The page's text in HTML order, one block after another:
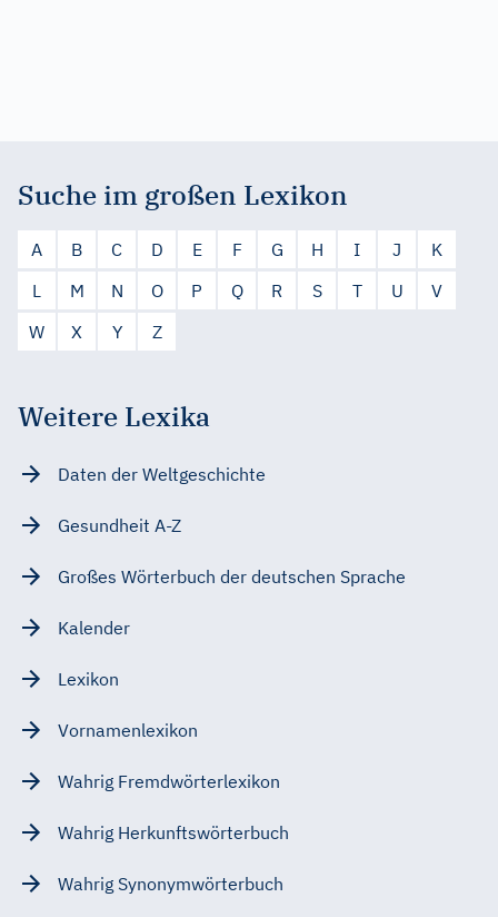
Suche im großen Lexikon
A B C D E F G H I J
K
L
M N O P Q R S T U
V
W
X Y Z
Weitere Lexika
Daten der Weltgeschichte
Gesundheit A-Z
Großes Wörterbuch der deutschen Sprache
Kalender
Lexikon
Vornamenlexikon
Wahrig Fremdwörterlexikon
Wahrig Herkunftswörterbuch
Wahrig Synonymwörterbuch